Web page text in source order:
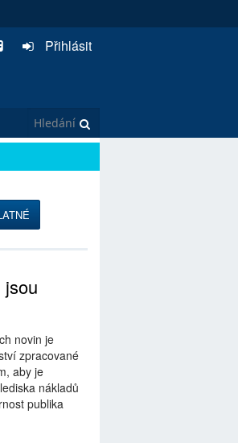
Přihlásit
jsou
novin je
zpracované
aby je
nákladů
publika